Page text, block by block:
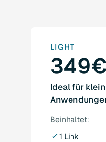
LIGHT
349€
Ideal für
Beinhaltet:
1 Link